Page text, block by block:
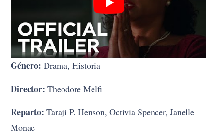
Género:Drama, Historia
Director:Theodore Melfi
Reparto:Taraji P. Henson, Octivia Spencer, Janelle
Monae